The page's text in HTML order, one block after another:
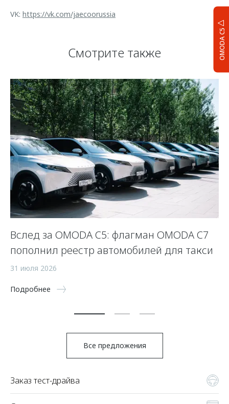
OMODA C5
VK: https://vk.com/jaecoorussia
Смотрите также
Вслед за OMODA C5: флагман OMODA C7
пополнил реестр автомобилей для такси
31 июля 2026
Подробнее
Все предложения
Заказ тест-драйва